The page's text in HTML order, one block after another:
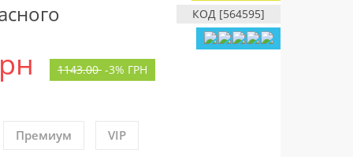
КОД [564595]
1143.00 -3% ГРН
Премиум VIP